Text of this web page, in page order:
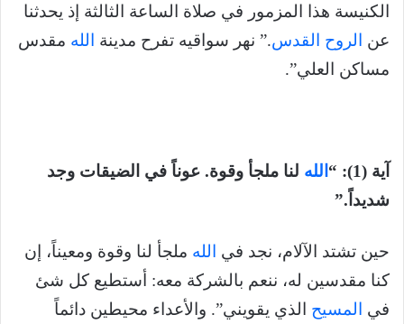
الكنيسة هذا المزمور في صلاة الساعة الثالثة إذ يحدثنا
عن
الروح القدس.” نهر سواقيه تفرح مدينة الله مقدس
مساكن العلي”.
آية (1): “ الله لنا ملجأ وقوة. عوناً في الضيقات وجد
شديداً.”
حين تشتد الآلام، نجد في الله ملجأ لنا وقوة ومعيناً، إن
كنا مقدسين له، ننعم بالشركة معه: أستطيع كل شئ
في
المسيح الذي يقويني”. والأعداء محيطين دائماً